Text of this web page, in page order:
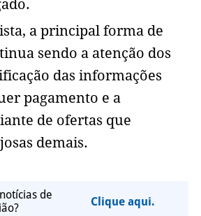
a principal forma de
sendo a atenção dos
das informações
pagamento e a
de ofertas que
demais.
de
Clique aqui.